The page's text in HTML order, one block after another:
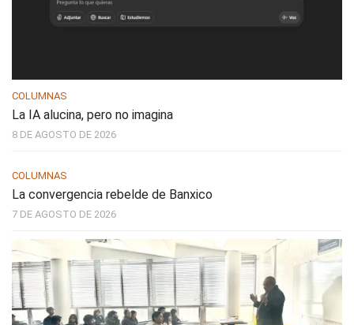
COLUMNAS
La IA alucina, pero no imagina
8 DE AGOSTO DE 2026
COLUMNAS
La convergencia rebelde de Banxico
7 DE AGOSTO DE 2026